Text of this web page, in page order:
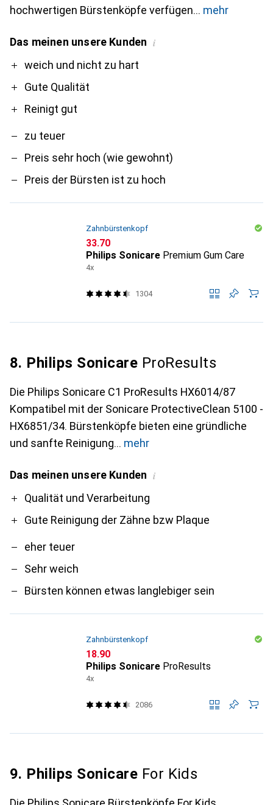
hochwertigen Bürstenköpfe verfügen
mehr
Das meinen unsere Kunden i
Proweich und nicht zu hart
Gute Qualität
Reinigt gut
Contra
zu teuer
Preis sehr hoch (wie gewohnt)
Preis der Bürsten ist zu hoch
Zahnbürstenkopf
CHF
33.70
Philips Sonicare Premium Gum Care
4x
1304
8. Philips Sonicare ProResults
Die Philips Sonicare C1 ProResults HX6014/87
Kompatibel mit der Sonicare ProtectiveClean 5100 -
HX6851/34. Bürstenköpfe bieten eine gründliche
und sanfte Reinigung
mehr
Das meinen unsere Kunden i
ProQualität und Verarbeitung
Gute Reinigung der Zähne bzw Plaque
Contra
eher teuer
Sehr weich
Bürsten können etwas langlebiger sein
Zahnbürstenkopf
CHF
18.90
Philips Sonicare ProResults
4x
2086
9. Philips Sonicare For Kids